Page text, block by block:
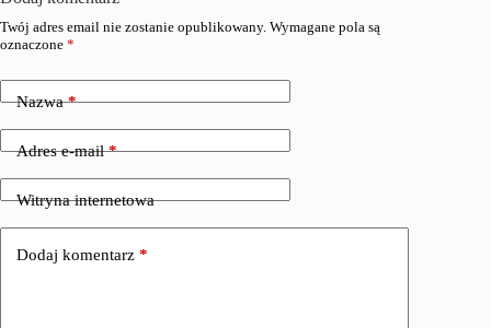
Twój adres email nie zostanie opublikowany. Wymagane pola są
oznaczone *
Nazwa*
Adres e-mail*
Witryna internetowa
Dodaj komentarz *